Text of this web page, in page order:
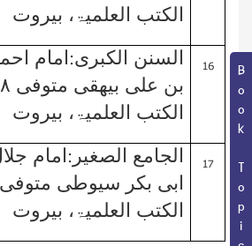
Book Topic
الکتب العلمیۃ، بیروت
16 السنن الکبری:امام
بن علی بیھقی متوفی
الکتب العلمیۃ، بیروت
17 الجامع الصغیر :امام
ابی بکر سیوطی متوفی
الکتب العلمیۃ، بیروت